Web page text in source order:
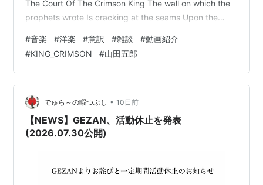
The Court Of The Crimson King The wall on which the
prophets wrote Is cracking at the seams Upon the
When every man is torn apa…
#音楽 #洋楽 #意訳 #雑談 #動画紹介
#KING_CRIMSON #山田五郎
でゅら～の暇つぶし • 10日前
【NEWS】GEZAN、活動休止を発表
(2026.07.30公開)